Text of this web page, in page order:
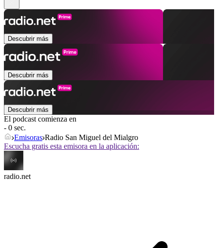
Descubrir más
Descubrir más
Descubrir más
El podcast comienza en
- 0 sec.
Emisoras Radio San Miguel del Mialgro
Escucha gratis esta emisora en la aplicación:
radio.net